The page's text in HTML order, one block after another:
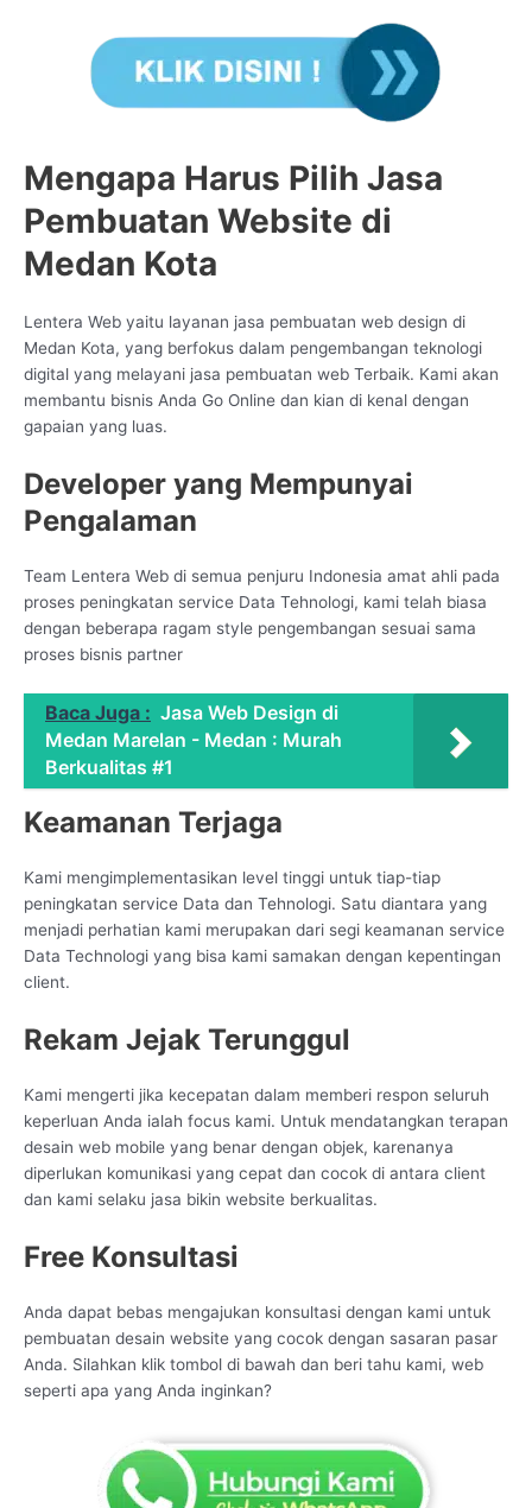
Mengapa Harus Pilih Jasa
Pembuatan Website di
Medan Kota
Lentera Web yaitu layanan jasa pembuatan web design di
Medan Kota, yang berfokus dalam pengembangan teknologi
digital yang melayani jasa pembuatan web Terbaik. Kami akan
membantu bisnis Anda Go Online dan kian di kenal dengan
gapaian yang luas.
Developer yang Mempunyai
Pengalaman
Team Lentera Web di semua penjuru Indonesia amat ahli pada
proses peningkatan service Data Tehnologi, kami telah biasa
dengan beberapa ragam style pengembangan sesuai sama
proses bisnis partner
Baca Juga : Jasa Web Design di
Medan Marelan - Medan : Murah
Berkualitas #1
Keamanan Terjaga
Kami mengimplementasikan level tinggi untuk tiap-tiap
peningkatan service Data dan Tehnologi. Satu diantara yang
menjadi perhatian kami merupakan dari segi keamanan service
Data Technologi yang bisa kami samakan dengan kepentingan
client.
Rekam Jejak Terunggul
Kami mengerti jika kecepatan dalam memberi respon seluruh
keperluan Anda ialah focus kami. Untuk mendatangkan terapan
desain web mobile yang benar dengan objek, karenanya
diperlukan komunikasi yang cepat dan cocok di antara client
dan kami selaku jasa bikin website berkualitas.
Free Konsultasi
Anda dapat bebas mengajukan konsultasi dengan kami untuk
pembuatan desain website yang cocok dengan sasaran pasar
Anda. Silahkan klik tombol di bawah dan beri tahu kami, web
seperti apa yang Anda inginkan?